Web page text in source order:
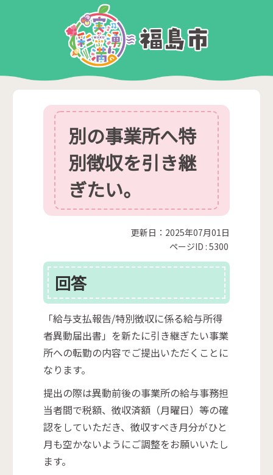
別の事業所へ特
別徴収を引き継
ぎたい。
更新日：2025年07月01日
ページID :5300
回答
「給与支払報告/特別徴収に係る給与所得
者異動届出書」を新たに引き継ぎたい事業
所への転勤の内容でご提出いただくことに
なります。
提出の際は異動前後の事業所の給与事務担
当者間で税額、徴収済額（月曜日）等の確
認をしていただき、徴収すべき月分がひと
月も空かないようにご調整をお願いいたし
ます。